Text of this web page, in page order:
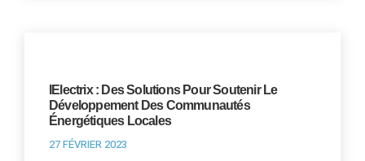
IElectrix : Des Solutions Pour Soutenir Le
Développement Des Communautés
Énergétiques Locales
27 FÉVRIER 2023